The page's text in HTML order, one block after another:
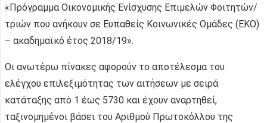
«Πρόγραμμα Οικονομικής Ενίσχυσης Επιμελών Φοιτητών/
τριών που ανήκουν σε Ευπαθείς Κοινωνικές Ομάδες (ΕΚΟ)
– ακαδημαϊκό έτος 2018/19».
Οι ανωτέρω πίνακες αφορούν το αποτέλεσμα του
ελέγχου επιλεξιμότητας των αιτήσεων με σειρά
κατάταξης από 1 έως 5730 και έχουν αναρτηθεί,
ταξινομημένοι βάσει του Αριθμού Πρωτοκόλλου της